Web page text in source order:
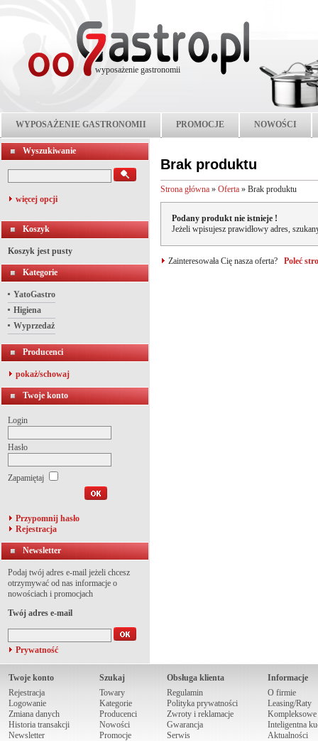
wyposażenie gastronomii
WYPOSAŻENIE GASTRONOMII PROMOCJE NOWOŚCI
Wyszukiwanie
więcej opcji
Koszyk
Koszyk jest pusty
Kategorie
YatoGastro
Higiena
Wyprzedaż
Producenci
pokaż/schowaj
Twoje konto
Login
Hasło
Zapamiętaj
Przypomnij hasło
Rejestracja
Newsletter
Podaj twój adres e-mail jeżeli chcesz
otrzymywać od nas informacje o
nowościach i promocjach
Twój adres e-mail
Prywatność
Brak produktu
Strona główna » Oferta » Brak produktu
Podany produkt nie istnieje !
Jeżeli wpisujesz prawidłowy adres,
Zainteresowała Cię nasza oferta? Poleć
Twoje konto
Rejestracja
Logowanie
Zmiana danych
Historia transakcji
Newsletter
Szukaj
Towary
Kategorie
Producenci
Nowości
Promocje
Obsługa klienta
Regulamin
Polityka prywatności
Zwroty i reklamacje
Gwarancja
Serwis
Informacje
O firmie
Leasing/Raty
Kompleksowe
Inteligentna
Aktualności